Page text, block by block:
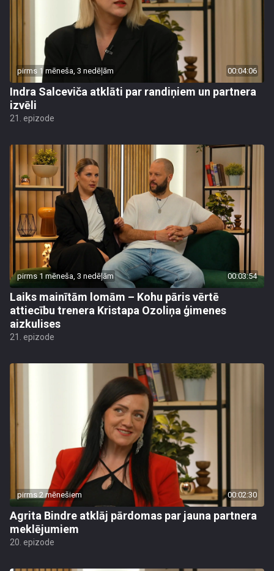
pirms 1 mēneša, 3 nedēļām 00:04:06
Indra Salceviča atklāti par randiņiem un partnera
izvēli
21. epizode
pirms 1 mēneša, 3 nedēļām 00:03:54
Laiks mainītām lomām – Kohu pāris vērtē
attiecību trenera Kristapa Ozoliņa ģimenes
aizkulises
21. epizode
pirms 2 mēnešiem 00:02:30
Agrita Bindre atklāj pārdomas par jauna partnera
meklējumiem
20. epizode